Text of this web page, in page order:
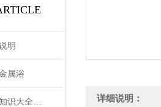
明
属浴
土壤样品风干箱科普知识大全，你真不一定都懂 详细说明：